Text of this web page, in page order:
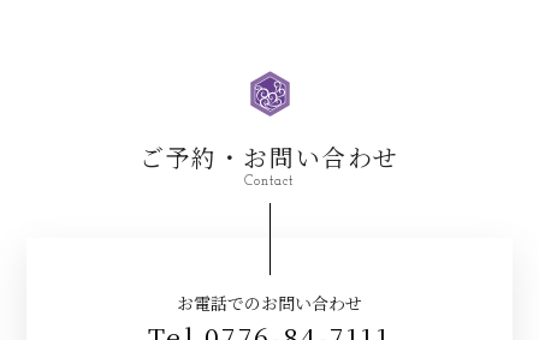
ご予約・お問い合わせ
Contact
お電話でのお問い合わせ